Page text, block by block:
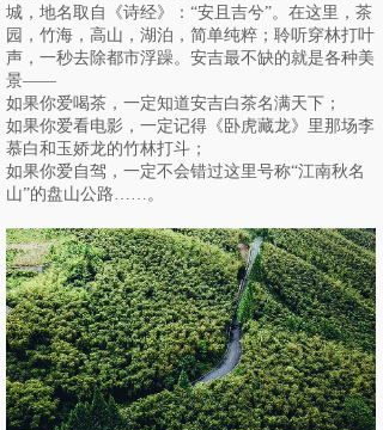
城，地名取自《诗经》：“安且吉兮”。在这里，茶
园，竹海，高山，湖泊，简单纯粹；聆听穿林打叶
声，一秒去除都市浮躁。 安吉最不缺的就是各种美
景——
如果你爱喝茶，一定知道安吉白茶名满天下；
如果你爱看电影，一定记得《卧虎藏龙》里那场李
慕白和玉娇龙的竹林打斗；
如果你爱自驾，一定不会错过这里号称“江南秋名
山”的盘山公路……。